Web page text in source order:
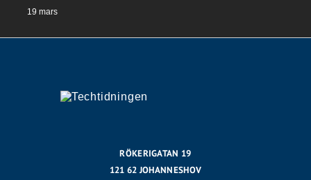
19 mars
RÖKERIGATAN 19
121 62 JOHANNESHOV